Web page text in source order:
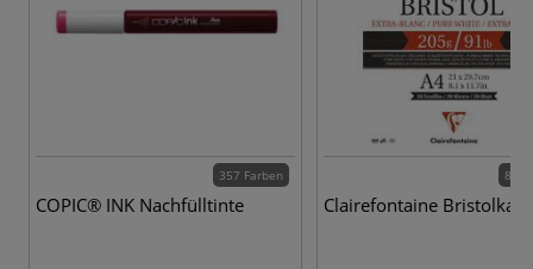
357 Farben
COPIC® INK Nachfülltinte
8
Clairefontaine